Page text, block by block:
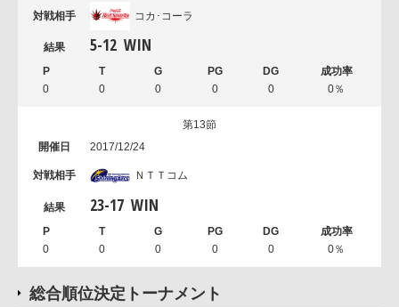
コカ･コーラ
5-12 WIN
0 0 0 0 0 0％
第13節
2017/12/24
ＮＴＴコム
23-17 WIN
0 0 0 0 0 0％
総合順位決定トーナメント